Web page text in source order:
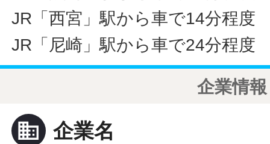
JR「西宮」駅から車で14分程度
JR「尼崎」駅から車で24分程度
企業情報
business 企業名